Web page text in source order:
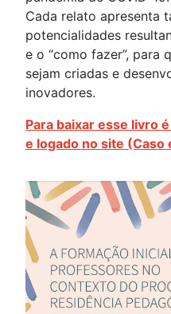
Cada relato apresenta
potencialidades
e o “como fazer”, para
sejam criadas e
inovadores.
Para baixar esse livro
e logado no site (Caso